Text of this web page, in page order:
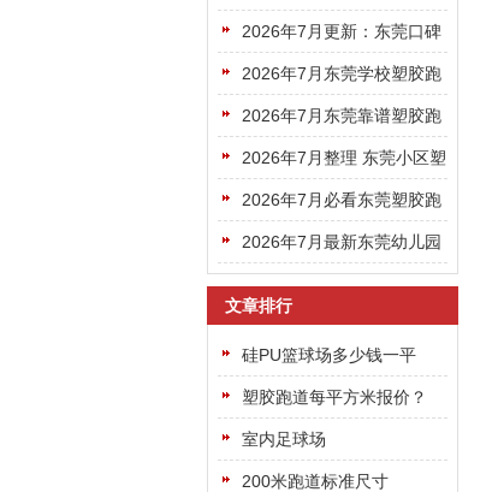
完不踩坑
全专业靠谱的东莞塑胶跑道
公司
2026年7月更新：东莞口碑
好的塑胶跑道厂家名单建议
收藏
2026年7月东莞学校塑胶跑
道，靠谱施工厂商该去哪里
找？
2026年7月东莞靠谱塑胶跑
道企业怎么选？看完这篇就
够了
2026年7月整理 东莞小区塑
胶跑道正规厂家挑选避坑全
指南
2026年7月必看东莞塑胶跑
道十大厂家排名权威榜单正
2026年7月最新东莞幼儿园
塑胶跑道十大厂家排名公布
文章排行
硅PU篮球场多少钱一平
方？
塑胶跑道每平方米报价？
室内足球场
200米跑道标准尺寸